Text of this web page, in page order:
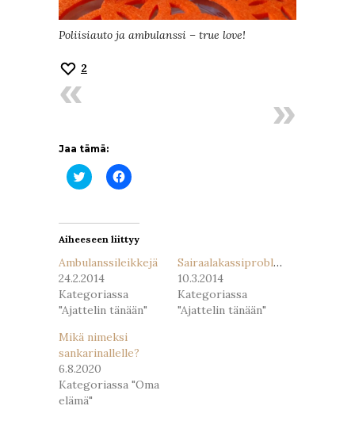
Poliisiauto ja ambulanssi – true love!
2
Jaa tämä:
Jaa
Twitterissä(Avautuu
Jaa
Facebookissa(Avautuu
Aiheeseen liittyy
Ambulanssileikkejä
24.2.2014
Kategoriassa
"Ajattelin tänään"
Sairaalakassiproblematiikkaa
10.3.2014
Kategoriassa
"Ajattelin tänään"
Mikä nimeksi
sankarinallelle?
6.8.2020
Kategoriassa "Oma
elämä"